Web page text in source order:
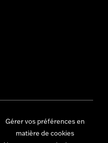
Gérer vos préférences en
matière de cookies